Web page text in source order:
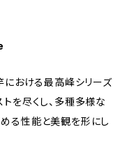
における最高峰シリーズ
を尽くし、多種多様な
る性能と美観を形にし